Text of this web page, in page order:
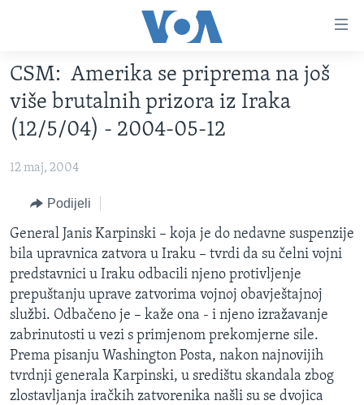
glavni
sadržaj
Pređi
na
glavnu
navigaciju
pretragu
VIDEO
FOTOGRAFIJE DANA
VIJESTI
SJEDINJENE AMERIČKE DRŽAVE
BOSNA I HERCEGOVINA
SVIJET
NAUKA I TEHNOLOGIJA
SPECIJALNI PROJEKTI
KORUPCIJA
SLOBODA MEDIJA
ŽENSKA STRANA
IZBJEGLIČKA STRANA
MAGAZIN
CSM: Amerika se priprema na još
više brutalnih prizora iz Iraka
(12/5/04) - 2004-05-12
12 maj, 2004
Podijeli
General Janis Karpinski – koja je do nedavne suspenzije
bila upravnica zatvora u Iraku – tvrdi da su čelni vojni
predstavnici u Iraku odbacili njeno protivljenje
prepuštanju uprave zatvorima vojnoj obavještajnoj
službi. Odbačeno je – kaže ona - i njeno izražavanje
zabrinutosti u vezi s primjenom prekomjerne sile.
Prema pisanju Washington Posta, nakon najnovijih
tvrdnji generala Karpinski, u središtu skandala zbog
zlostavljanja iračkih zatvorenika našli su se dvojica